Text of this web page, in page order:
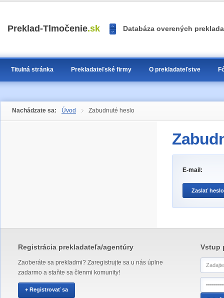
Preklad-Tlmočenie.sk Databáza overených
<<
>>
Titulná stránka Prekladateľské firmy O prekladateľstve
Nachádzate sa: Úvod Zabudnuté heslo
E-mail:
Registrácia prekladateľa/agentúry
Zaoberáte sa prekladmi? Zaregistrujte sa u nás úplne
zadarmo a staňte sa členmi komunity!
+ Registrovať sa
Vstup